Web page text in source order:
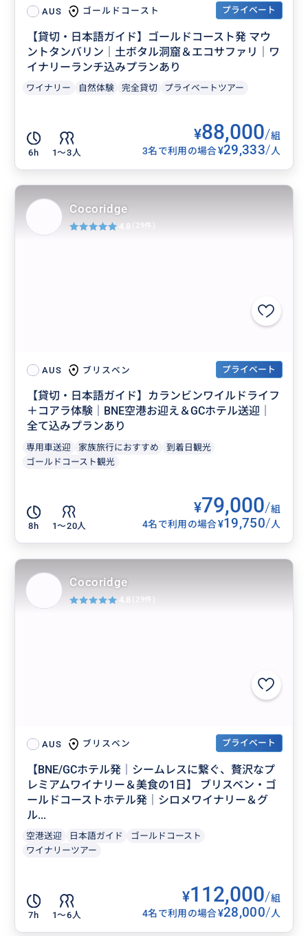
AUS ゴールドコースト プライベート
【貸切・日本語ガイド】ゴールドコースト発 マウ
ントタンバリン｜土ボタル洞窟＆エコサファリ｜ワ
イナリーランチ込みプランあり
ワイナリー 自然体験 完全貸切 プライベートツアー
6h 1〜3人
¥88,000/組
3名で利用の場合¥29,333/人
AUS ブリスベン プライベート
【貸切・日本語ガイド】カランビンワイルドライフ
＋コアラ体験｜BNE空港お迎え＆GCホテル送迎｜
全て込みプランあり
専用車送迎 家族旅行におすすめ
到着日観光
ゴールドコースト観光
8h 1〜20人
¥79,000/組
4名で利用の場合¥19,750/人
Cocoridge
4.8 (29件)
AUS ブリスベン プライベート
【BNE/GCホテル発｜シームレスに繋ぐ、贅沢なプ
レミアムワイナリー＆美食の1日】 ブリスベン・ゴ
ールドコーストホテル発｜シロメワイナリー＆グ
ル...
空港送迎 日本語ガイド
ゴールドコースト
ワイナリーツアー
7h 1〜6人
¥112,000/組
4名で利用の場合¥28,000/人
Cocoridge
4.8 (29件)